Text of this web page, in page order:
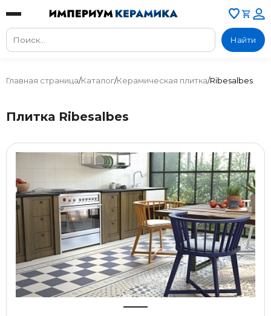
Найти
Главная страница/Каталог/Керамическая плитка/Ribesalbes
Плитка Ribesalbes